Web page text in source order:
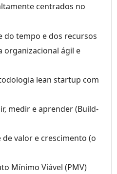
centrados no
do tempo e dos recursos
organizacional ágil e
lean startup com
medir e aprender (Build-
valor e crescimento (o
Mínimo Viável (PMV)